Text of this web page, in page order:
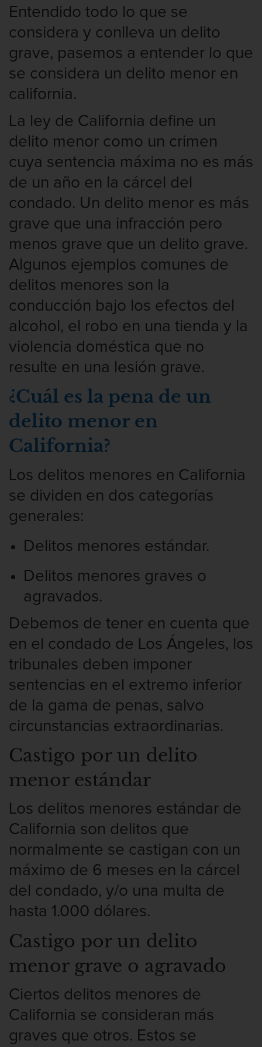
Entendido todo lo que se
considera y conlleva un delito
grave, pasemos a entender lo que
se considera un delito menor en
california.
La ley de California define un
delito menor como un crimen
cuya sentencia máxima no es más
de un año en la cárcel del
condado. Un delito menor es más
grave que una infracción pero
menos grave que un delito grave.
Algunos ejemplos comunes de
delitos menores son la
conducción bajo los efectos del
alcohol, el robo en una tienda y la
violencia doméstica que no
resulte en una lesión grave.
¿Cuál es la pena de un
delito menor en
California?
Los delitos menores en California
se dividen en dos categorías
generales:
Delitos menores estándar.
Delitos menores graves o
agravados.
Debemos de tener en cuenta que
en el condado de Los Ángeles, los
tribunales deben imponer
sentencias en el extremo inferior
de la gama de penas, salvo
circunstancias extraordinarias.
Castigo por un delito
menor estándar
Los delitos menores estándar de
California son delitos que
normalmente se castigan con un
máximo de 6 meses en la cárcel
del condado, y/o una multa de
hasta 1.000 dólares.
Castigo por un delito
menor grave o agravado
Ciertos delitos menores de
California se consideran más
graves que otros. Estos se